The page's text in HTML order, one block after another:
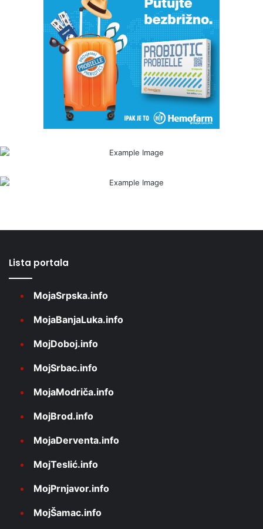
Lista portala
MojaSrpska.info
MojaBanjaLuka.info
MojDoboj.info
MojSrbac.info
MojaModriča.info
MojBrod.info
MojaDerventa.info
MojTeslić.info
MojPrnjavor.info
MojŠamac.info